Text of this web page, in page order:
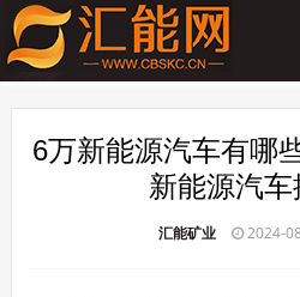
6万新能源汽车有哪
新能源汽
汇能矿业 2024-